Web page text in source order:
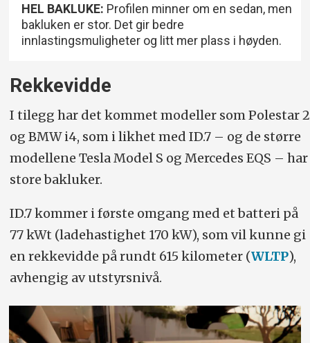
HEL BAKLUKE: Profilen minner om en sedan, men
bakluken er stor. Det gir bedre
innlastingsmuligheter og litt mer plass i høyden.
Rekkevidde
I tilegg har det kommet modeller som Polestar 2
og BMW i4, som i likhet med ID.7 – og de større
modellene Tesla Model S og Mercedes EQS – har
store bakluker.
ID.7 kommer i første omgang med et batteri på
77 kWt (ladehastighet 170 kW), som vil kunne gi
en rekkevidde på rundt 615 kilometer (WLTP),
avhengig av utstyrsnivå.